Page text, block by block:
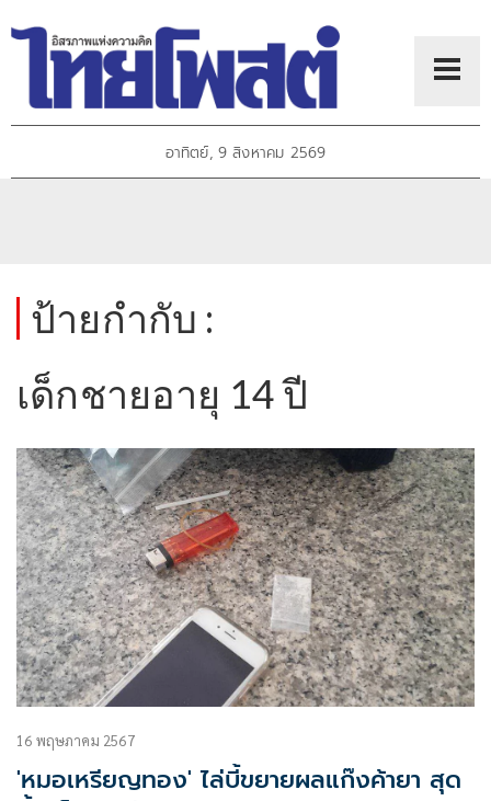
อาทิตย์, 9 สิงหาคม 2569
ป้ายกำกับ :
เด็กชายอายุ 14 ปี
16 พฤษภาคม 2567
'หมอเหรียญทอง' ไล่บี้ขยายผลแก๊งค้ายา สุด